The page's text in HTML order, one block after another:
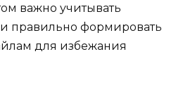
важно учитывать
правильно формировать
для избежания